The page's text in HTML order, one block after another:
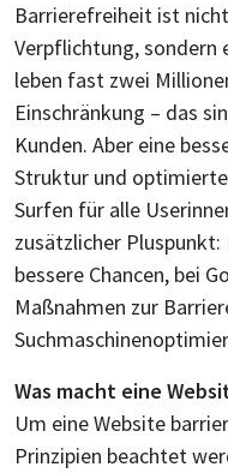
Barrierefreiheit ist
Verpflichtung, sondern
leben fast zwei
Einschränkung – das
Kunden. Aber eine
Struktur und
Surfen für alle
zusätzlicher
bessere Chancen, bei
Maßnahmen zur
Was macht eine
Um eine Website
Prinzipien beachtet